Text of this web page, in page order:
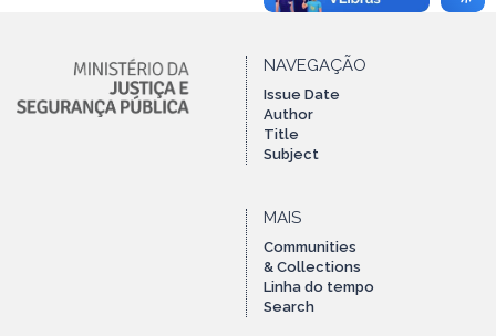
NAVEGAÇÃO
Issue Date
Author
Title
Subject
MAIS
Communities
& Collections
Linha do tempo
Search